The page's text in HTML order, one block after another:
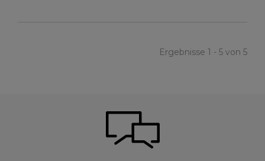
Ergebnisse 1 - 5 von 5